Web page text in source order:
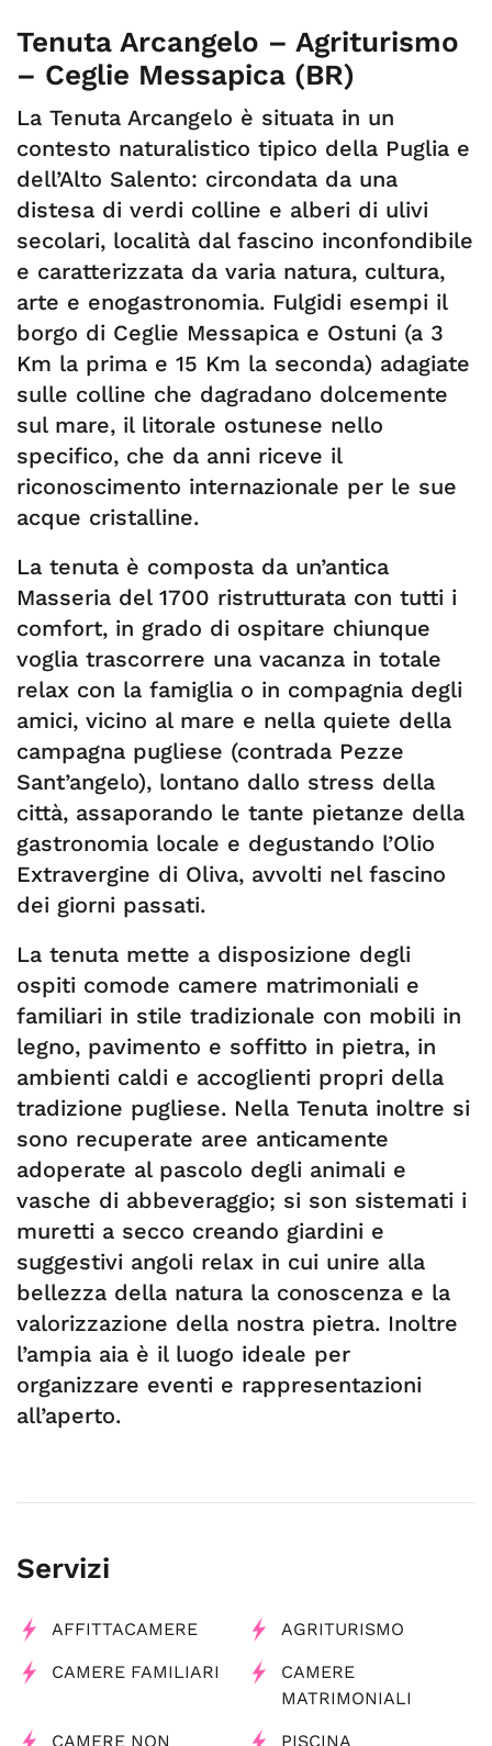
Tenuta Arcangelo – Agriturismo
– Ceglie Messapica (BR)
La Tenuta Arcangelo è situata in un
contesto naturalistico tipico della Puglia e
dell’Alto Salento: circondata da una
distesa di verdi colline e alberi di ulivi
secolari, località dal fascino inconfondibile
e caratterizzata da varia natura, cultura,
arte e enogastronomia. Fulgidi esempi il
borgo di Ceglie Messapica e Ostuni (a 3
Km la prima e 15 Km la seconda) adagiate
sulle colline che dagradano dolcemente
sul mare, il litorale ostunese nello
specifico, che da anni riceve il
riconoscimento internazionale per le sue
acque cristalline.
La tenuta è composta da un’antica
Masseria del 1700 ristrutturata con tutti i
comfort, in grado di ospitare chiunque
voglia trascorrere una vacanza in totale
relax con la famiglia o in compagnia degli
amici, vicino al mare e nella quiete della
campagna pugliese (contrada Pezze
Sant’angelo), lontano dallo stress della
città, assaporando le tante pietanze della
gastronomia locale e degustando l’Olio
Extravergine di Oliva, avvolti nel fascino
dei giorni passati.
La tenuta mette a disposizione degli
ospiti comode camere matrimoniali e
familiari in stile tradizionale con mobili in
legno, pavimento e soffitto in pietra, in
ambienti caldi e accoglienti propri della
tradizione pugliese. Nella Tenuta inoltre si
sono recuperate aree anticamente
adoperate al pascolo degli animali e
vasche di abbeveraggio; si son sistemati i
muretti a secco creando giardini e
suggestivi angoli relax in cui unire alla
bellezza della natura la conoscenza e la
valorizzazione della nostra pietra. Inoltre
l’ampia aia è il luogo ideale per
organizzare eventi e rappresentazioni
all’aperto.
Servizi
AFFITTACAMERE AGRITURISMO
CAMERE FAMILIARI
CAMERE
MATRIMONIALI
CAMERE NON
PISCINA